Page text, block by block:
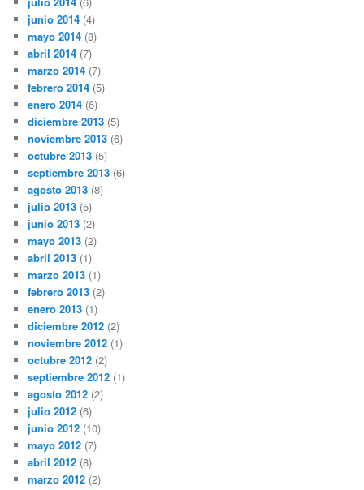
junio 2014 (4)
mayo 2014 (8)
abril 2014 (7)
marzo 2014 (7)
febrero 2014 (5)
enero 2014 (6)
diciembre 2013 (5)
noviembre 2013 (6)
octubre 2013 (5)
septiembre 2013 (6)
agosto 2013 (8)
julio 2013 (5)
junio 2013 (2)
mayo 2013 (2)
abril 2013 (1)
marzo 2013 (1)
febrero 2013 (2)
enero 2013 (1)
diciembre 2012 (2)
noviembre 2012 (1)
octubre 2012 (2)
septiembre 2012 (1)
agosto 2012 (2)
julio 2012 (6)
junio 2012 (10)
mayo 2012 (7)
abril 2012 (8)
marzo 2012 (2)